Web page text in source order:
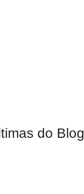
do Blog